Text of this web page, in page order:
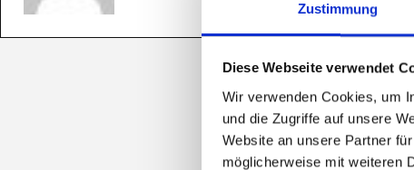
Zustimmung
Diese Webseite verwendet
Wir verwenden Cookies, um
und die Zugriffe auf unsere
Website an unsere Partner
möglicherweise mit weiteren